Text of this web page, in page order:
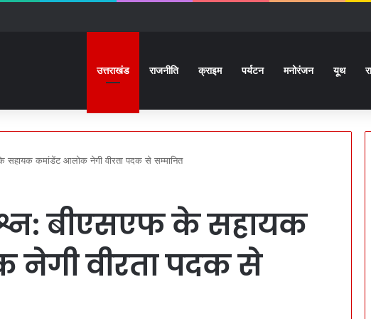
पर सड़क हादसा: गहरी खाई में गिरी बोलेरो, हरिद्वार के एक ही परिवार के 6 लोगों की मौत
उत्तराखंड राजनीति क्राइम पर्यटन मनोरंजन यूथ
सहायक कमांडेंट आलोक नेगी वीरता पदक से सम्मानित
बीएसएफ के सहायक
वीरता पदक से